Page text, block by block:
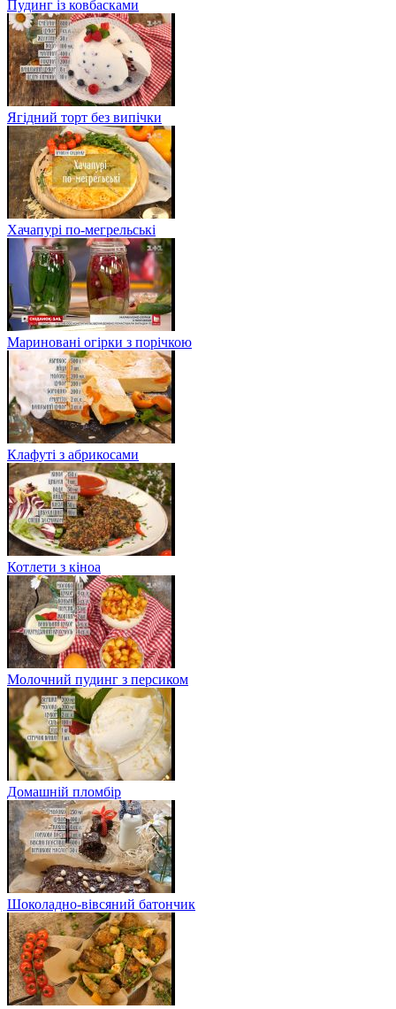
Пудинг із ковбасками
Ягідний торт без випічки
Хачапурі по-мегрельські
Мариновані огірки з порічкою
Клафуті з абрикосами
Котлети з кіноа
Молочний пудинг з персиком
Домашній пломбір
Шоколадно-вівсяний батончик